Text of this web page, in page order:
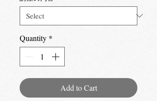
Quantity *
Add to Cart